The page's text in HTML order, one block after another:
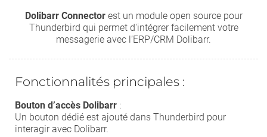
Dolibarr Connectorest un module open source pour
Thunderbird qui permet d'intégrer facilement votre
messagerie avec l’ERP/CRM Dolibarr.
Fonctionnalités principales :
Bouton d’accès Dolibarr :
Un bouton dédié est ajouté dans Thunderbird pour
interagir avec Dolibarr.